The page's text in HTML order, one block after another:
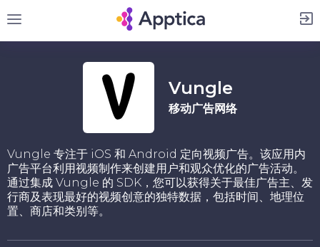
注册
Vungle
移动广告网络
Vungle 专注于 iOS 和 Android 定向视频广告。该应用内
广告平台利用视频制作来创建用户和观众优化的广告活动。
通过集成 Vungle 的 SDK，您可以获得关于最佳广告主、发
行商及表现最好的视频创意的独特数据，包括时间、地理位
置、商店和类别等。